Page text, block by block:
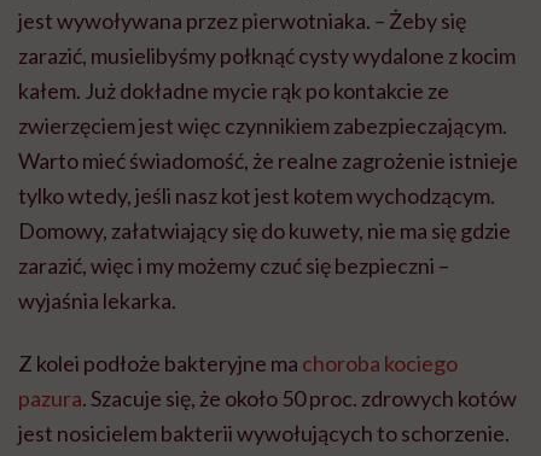
jest wywoływana przez pierwotniaka. – Żeby się
zarazić, musielibyśmy połknąć cysty wydalone z kocim
kałem. Już dokładne mycie rąk po kontakcie ze
zwierzęciem jest więc czynnikiem zabezpieczającym.
Warto mieć świadomość, że realne zagrożenie istnieje
tylko wtedy, jeśli nasz kot jest kotem wychodzącym.
Domowy, załatwiający się do kuwety, nie ma się gdzie
zarazić, więc i my możemy czuć się bezpieczni –
wyjaśnia lekarka.
Z kolei podłoże bakteryjne ma choroba kociego
pazura. Szacuje się, że około 50 proc. zdrowych kotów
jest nosicielem bakterii wywołujących to schorzenie.